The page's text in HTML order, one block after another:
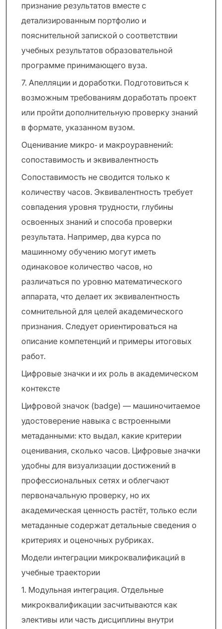
признание результатов вместе с
детализированным портфолио и
пояснительной запиской о соответствии
учебных результатов образовательной
программе принимающего вуза.
7. Апелляции и доработки. Подготовиться к
возможным требованиям доработать проект
или пройти дополнительную проверку знаний
в формате, указанном вузом.
Оценивание микро‑ и макроуравнений:
сопоставимость и эквивалентность
Сопоставимость не сводится только к
количеству часов. Эквивалентность требует
совпадения уровня трудности, глубины
освоенных знаний и способа проверки
результата. Например, два курса по
машинному обучению могут иметь
одинаковое количество часов, но
различаться по уровню математического
аппарата, что делает их эквивалентность
сомнительной для целей академического
признания. Следует ориентироваться на
описание компетенций и примеры итоговых
работ.
Цифровые значки и их роль в академическом
контексте
Цифровой значок (badge) — машиночитаемое
удостоверение навыка с встроенными
метаданными: кто выдал, какие критерии
оценивания, сколько часов. Цифровые значки
удобны для визуализации достижений в
профессиональных сетях и облегчают
первоначальную проверку, но их
академическая ценность растёт, только если
метаданные содержат детальные сведения о
критериях и оценочных рубриках.
Модели интеграции микроквалификаций в
учебные траектории
1. Модульная интеграция. Отдельные
микроквалификации засчитываются как
элективы или часть дисциплины внутри